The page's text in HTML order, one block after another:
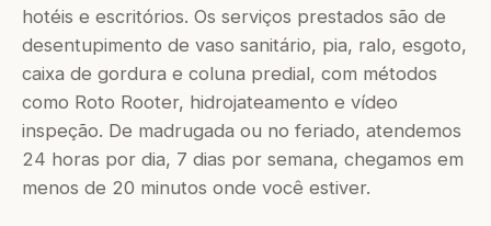
hotéis e escritórios. Os serviços prestados são de
desentupimento de vaso sanitário, pia, ralo, esgoto,
caixa de gordura e coluna predial, com métodos
como Roto Rooter, hidrojateamento e vídeo
inspeção. De madrugada ou no feriado, atendemos
24 horas por dia, 7 dias por semana, chegamos em
menos de 20 minutos onde você estiver.